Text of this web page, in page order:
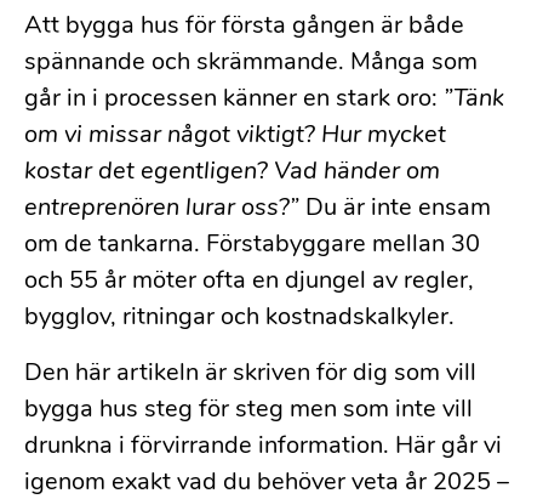
Att bygga hus för första gången är både
spännande och skrämmande. Många som
går in i processen känner en stark oro: ”Tänk
om vi missar något viktigt? Hur mycket
kostar det egentligen? Vad händer om
entreprenören lurar oss?” Du är inte ensam
om de tankarna. Förstabyggare mellan 30
och 55 år möter ofta en djungel av regler,
bygglov, ritningar och kostnadskalkyler.
Den här artikeln är skriven för dig som vill
bygga hus steg för steg men som inte vill
drunkna i förvirrande information. Här går vi
igenom exakt vad du behöver veta år 2025 –